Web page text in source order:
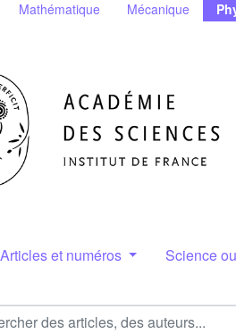
Mathématique Mécanique
Articles et numéros Science